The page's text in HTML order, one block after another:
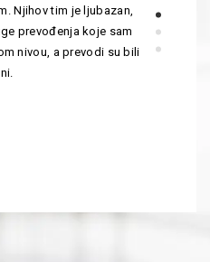
Njihov tim je ljubazan,
prevođenja koje sam
nivou, a prevodi su bili